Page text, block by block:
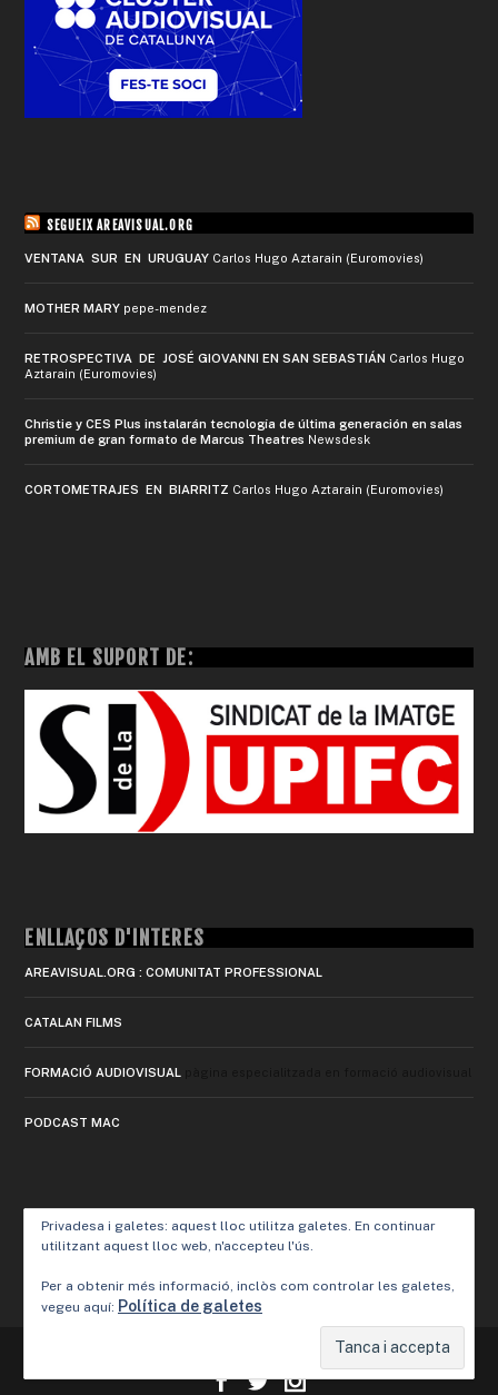
SEGUEIX AREAVISUAL.ORG
VENTANA SUR EN URUGUAY Carlos Hugo Aztarain (Euromovies)
MOTHER MARY pepe-mendez
RETROSPECTIVA DE JOSÉ GIOVANNI EN SAN SEBASTIÁN Carlos Hugo
Aztarain (Euromovies)
Christie y CES Plus instalarán tecnología de última generación en salas
premium de gran formato de Marcus Theatres Newsdesk
CORTOMETRAJES EN BIARRITZ Carlos Hugo Aztarain (Euromovies)
AMB EL SUPORT DE:
ENLLAÇOS D'INTERÈS
AREAVISUAL.ORG : COMUNITAT PROFESSIONAL
CATALAN FILMS
FORMACIÓ AUDIOVISUAL
PODCAST MAC
| Powered byWordPress
Privadesa i galetes: aquest lloc utilitza galetes. En continuar
utilitzant aquest lloc web, n'accepteu l'ús.
Per a obtenir més informació, inclòs com controlar les galetes,
vegeu aquí: Política de galetes